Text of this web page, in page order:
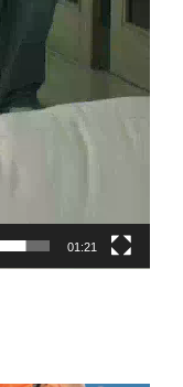
01:21